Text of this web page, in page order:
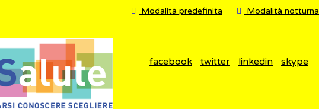
Modalità predefinita Modalità notturna
facebook twitter linkedin skype